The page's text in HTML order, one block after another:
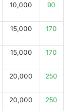
10,000 90
15,000 170
15,000 170
20,000 250
20,000 250